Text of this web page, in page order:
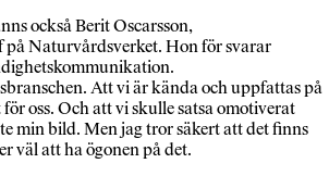
också Berit Oscarsson,
Naturvårdsverket. Hon för svarar
Att vi är kända och uppfattas på
oss. Och att vi skulle satsa omotiverat
min bild. Men jag tror säkert att det finns
väl att ha ögonen på det.